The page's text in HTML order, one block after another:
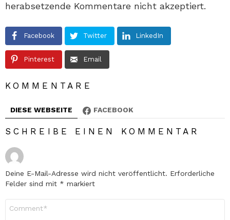
herabsetzende Kommentare nicht akzeptiert.
Facebook Twitter LinkedIn
Pinterest Email
KOMMENTARE
DIESE WEBSEITE FACEBOOK
SCHREIBE EINEN KOMMENTAR
Deine E-Mail-Adresse wird nicht veröffentlicht. Erforderliche
Felder sind mit * markiert